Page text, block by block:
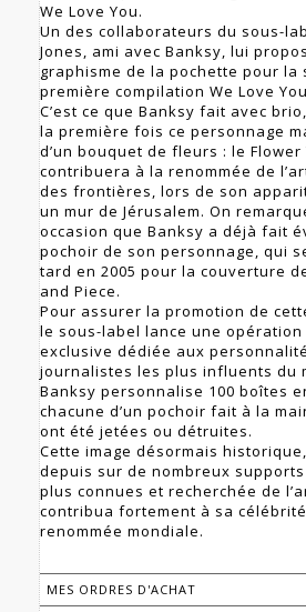
We Love You.
Un des collaborateurs du sous-
Jones, ami avec Banksy, lui
graphisme de la pochette pour la
première compilation We Love
C’est ce que Banksy fait avec
la première fois ce personnage
d’un bouquet de fleurs : le Flower
contribuera à la renommée de
des frontières, lors de son
un mur de Jérusalem. On
occasion que Banksy a déjà fait
pochoir de son personnage, qui
tard en 2005 pour la couverture
and Piece.
Pour assurer la promotion de
le sous-label lance une opération
exclusive dédiée aux
journalistes les plus influents du
Banksy personnalise 100 boîtes
chacune d’un pochoir fait à la
ont été jetées ou détruites.
Cette image désormais
depuis sur de nombreux
plus connues et recherchée de
contribua fortement à sa
renommée mondiale.
MES ORDRES D'ACHAT